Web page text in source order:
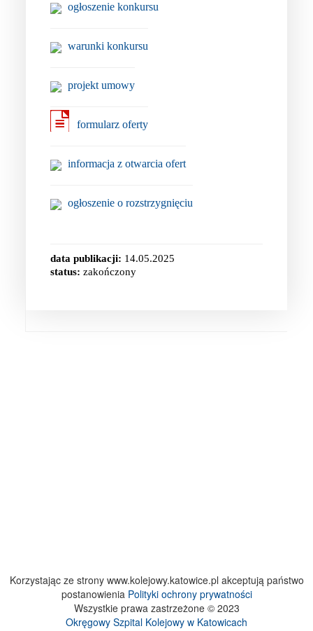
ogłoszenie konkursu
warunki konkursu
projekt umowy
formularz oferty
informacja z otwarcia ofert
ogłoszenie o rozstrzygnięciu
data publikacji: 14.05.2025
status:zakończony
Korzystając ze strony www.kolejowy.katowice.pl akceptują państwo
postanowienia Polityki ochrony prywatności
Wszystkie prawa zastrzeżone © 2023
Okręgowy Szpital Kolejowy w Katowicach